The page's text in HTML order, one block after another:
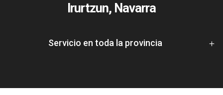
Irurtzun, Navarra
Servicio en toda la provincia